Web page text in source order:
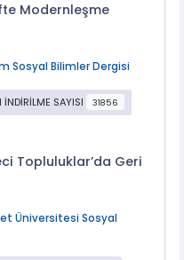
Modernleşme
Sosyal Bilimler Dergisi
İNDİRİLME SAYISI 31856
Topluluklar’da Geri
Üniversitesi Sosyal